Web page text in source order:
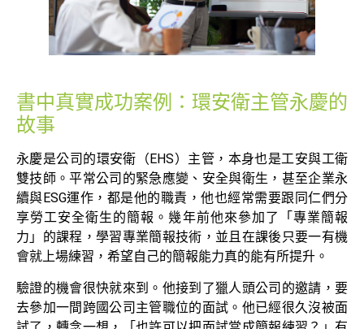
書中真實成功案例：環安衛主管永慶的
故事
永慶是公司的環安衛（EHS）主管，本身也是工安與工衛
雙技師。平常公司的緊急應變、安全與衛生，甚至企業永
續與ESG運作，都是他的職責，他也經常需要跟同仁們分
享勞工安全衛生的簡報。幾年前他來參加了「專業簡報
力」的課程，學習專業簡報技術，並且在課後只要一有機
會就上場練習，希望自己的簡報能力真的能有所提升。
驗證的機會很快就來到。他接到了獵人頭公司的邀請，要
去參加一間跨國公司主管職位的面試。他已經很久沒被面